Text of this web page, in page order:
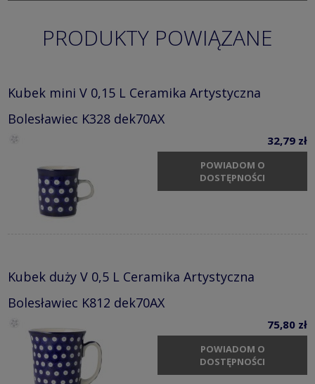
PRODUKTY POWIĄZANE
Kubek mini V 0,15 L Ceramika Artystyczna
Bolesławiec K328 dek70AX
32,79 zł
POWIADOM O
DOSTĘPNOŚCI
Kubek duży V 0,5 L Ceramika Artystyczna
Bolesławiec K812 dek70AX
75,80 zł
POWIADOM O
DOSTĘPNOŚCI